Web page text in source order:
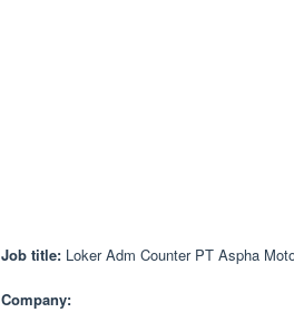
Job title: Loker Adm Counter PT Aspha
Company: